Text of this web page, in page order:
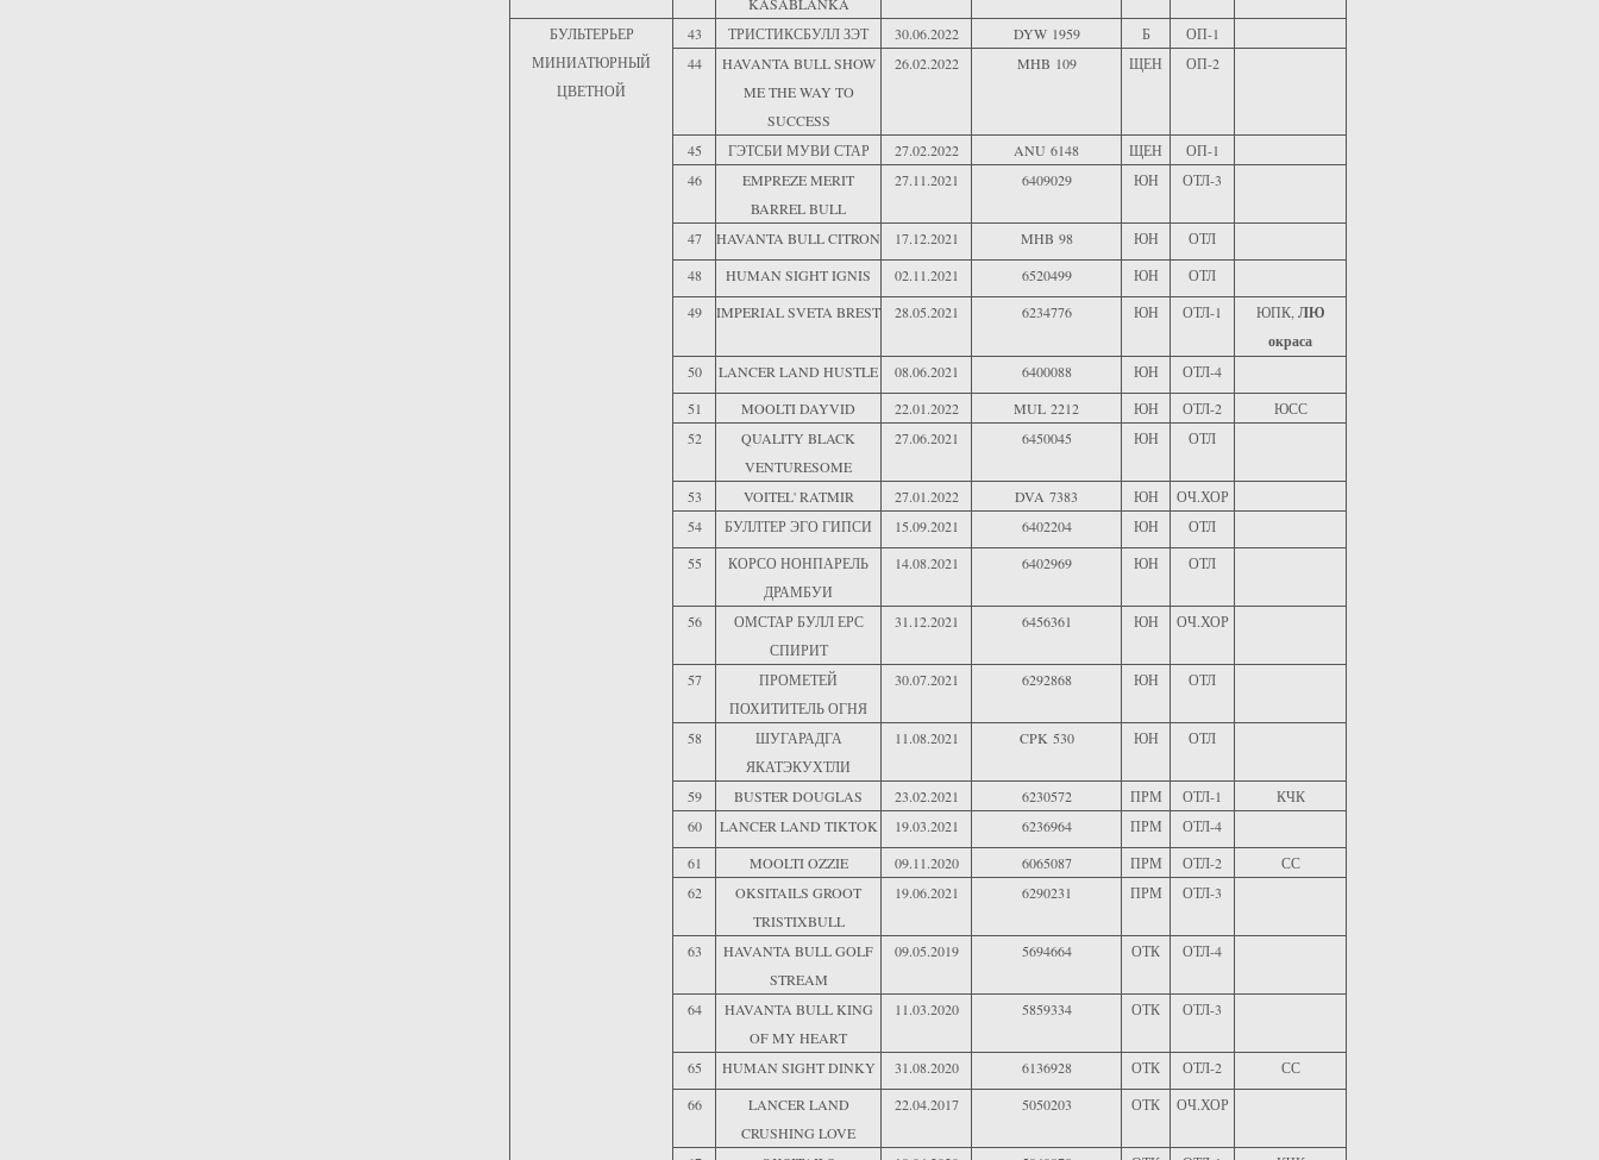
БУЛЬТЕРЬЕР
МИНИАТЮРНЫЙ
ЦВЕТНОЙ
43 ТРИСТИКСБУЛЛ ЗЭТ 30.06.2022 DYW 1959 Б
ОП-1
44
HAVANTA BULL SHOW
ME THE WAY TO
SUCCESS
26.02.2022 MHB 109 ЩЕН ОП-2
45 ГЭТСБИ МУВИ СТАР 27.02.2022 ANU 6148 ЩЕН
ОП-1
46
EMPREZE MERIT
BARREL BULL
27.11.2021 6409029 ЮН ОТЛ-3
47 HAVANTA BULL CITRON 17.12.2021 MHB 98 ЮН
ОТЛ
48
HUMAN SIGHT IGNIS 02.11.2021 6520499 ЮН
ОТЛ
49
IMPERIAL SVETA BREST 28.05.2021 6234776 ЮН ОТЛ-1 ЮПК, ЛЮ
окраса
50 LANCER LAND HUSTLE 08.06.2021 6400088 ЮН
ОТЛ-4
51
MOOLTI DAYVID 22.01.2022 MUL 2212 ЮН ОТЛ-2
ЮСС
52
QUALITY BLACK
VENTURESOME
27.06.2021 6450045 ЮН ОТЛ
53 VOITEL' RATMIR 27.01.2022 DVA 7383 ЮН
ОЧ.ХОР
54
БУЛЛТЕР ЭГО ГИПСИ 15.09.2021 6402204 ЮН
ОТЛ
55
КОРСО НОНПАРЕЛЬ
ДРАМБУИ
14.08.2021 6402969 ЮН ОТЛ
56
ОМСТАР БУЛЛ ЕРС
СПИРИТ
31.12.2021 6456361 ЮН ОЧ.ХОР
57
ПРОМЕТЕЙ
ПОХИТИТЕЛЬ ОГНЯ
30.07.2021 6292868 ЮН ОТЛ
58
ШУГАРАДГА
ЯКАТЭКУХТЛИ
11.08.2021 CPK 530 ЮН ОТЛ
59 BUSTER DOUGLAS 23.02.2021 6230572 ПРМ ОТЛ-1
КЧК
60
LANCER LAND TIKTOK 19.03.2021 6236964 ПРМ
ОТЛ-4
61
MOOLTI OZZIE 09.11.2020 6065087 ПРМ ОТЛ-2
СС
62
OKSITAILS GROOT
TRISTIXBULL
19.06.2021 6290231 ПРМ ОТЛ-3
63
HAVANTA BULL GOLF
STREAM
09.05.2019 5694664 ОТК ОТЛ-4
64
HAVANTA BULL KING
OF MY HEART
11.03.2020 5859334 ОТК ОТЛ-3
65 HUMAN SIGHT DINKY 31.08.2020 6136928 ОТК ОТЛ-2
СС
66
LANCER LAND
CRUSHING LOVE
22.04.2017 5050203 ОТК ОЧ.ХОР